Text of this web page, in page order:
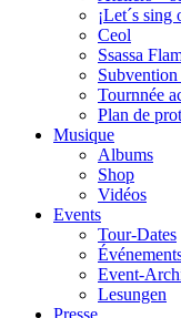
¡Let´s sing
Ceol
Ssassa
Tournnée
Plan de
Musique
Albums
Shop
Vidéos
Events
Tour-Dates
Event-
Lesungen
Presse